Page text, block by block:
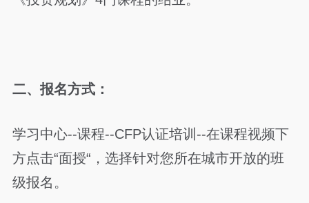
二、报名方式：
学习中心--课程--CFP认证培训--在课程视频下
方点击“面授“，选择针对您所在城市开放的班
级报名。